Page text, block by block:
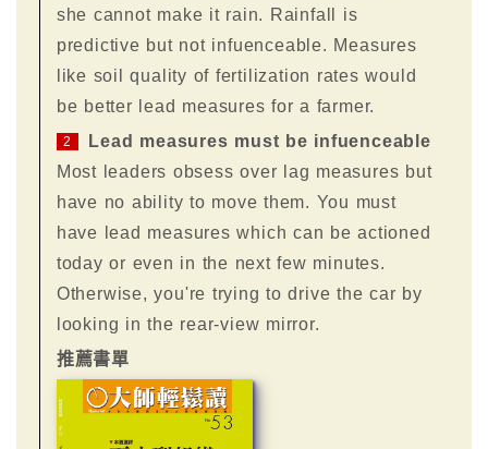
she cannot make it rain. Rainfall is
predictive but not infuenceable. Measures
like soil quality of fertilization rates would
be better lead measures for a farmer.
2
Lead measures must be infuenceable
Most leaders obsess over lag measures but
have no ability to move them. You must
have lead measures which can be actioned
today or even in the next few minutes.
Otherwise, you're trying to drive the car by
looking in the rear-view mirror.
推薦書單